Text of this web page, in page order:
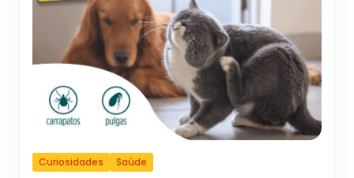
Curiosidades Saúde